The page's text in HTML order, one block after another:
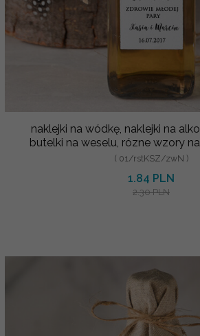
naklejki na wódkę, naklejki na
butelki na weselu, rózne wzory
( 01/rstKSZ/zwN )
1.84 PLN
2.30 PLN